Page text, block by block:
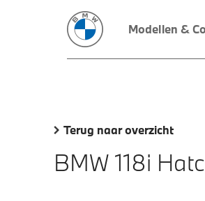
Modellen &
Terug naar overzicht
BMW 118i